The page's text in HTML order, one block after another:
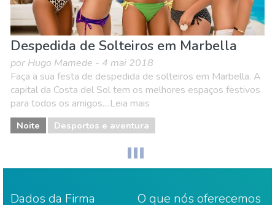
Despedida de Solteiros em Marbella
por Hugo Mamede - 4 mai 2018
Faça a sua festa de despedida de solteiros em Marbella. A
capital da Costa del Sol tem os melhores espaços festivos
para todos os amigos....Leia mais
Noite Desportos e aventura
Dados da Firma O que nós oferecemos